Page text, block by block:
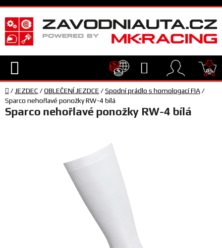
Přejít
na
obsah
Hledat
TECHNIKA
Domů
/ JEZDEC /OBLEČENÍ JEZDCE /Spodní prádlo s homologací FIA/
Sparco nehořlavé ponožky RW-4 bílá
Sparco nehořlavé ponožky RW-4 bílá